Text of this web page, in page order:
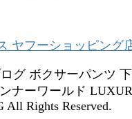
ヤフーショッピング
グ ボクサーパンツ
ナーワールド
All Rights Reserved.